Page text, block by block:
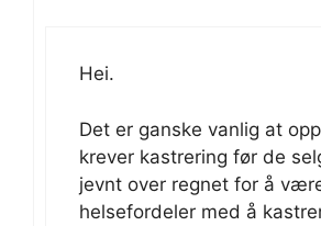
Hei.
Det er ganske vanlig at
krever kastrering før de
jevnt over regnet for å
helsefordeler med å